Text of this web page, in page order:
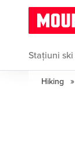
Stațiuni ski
Hiking »